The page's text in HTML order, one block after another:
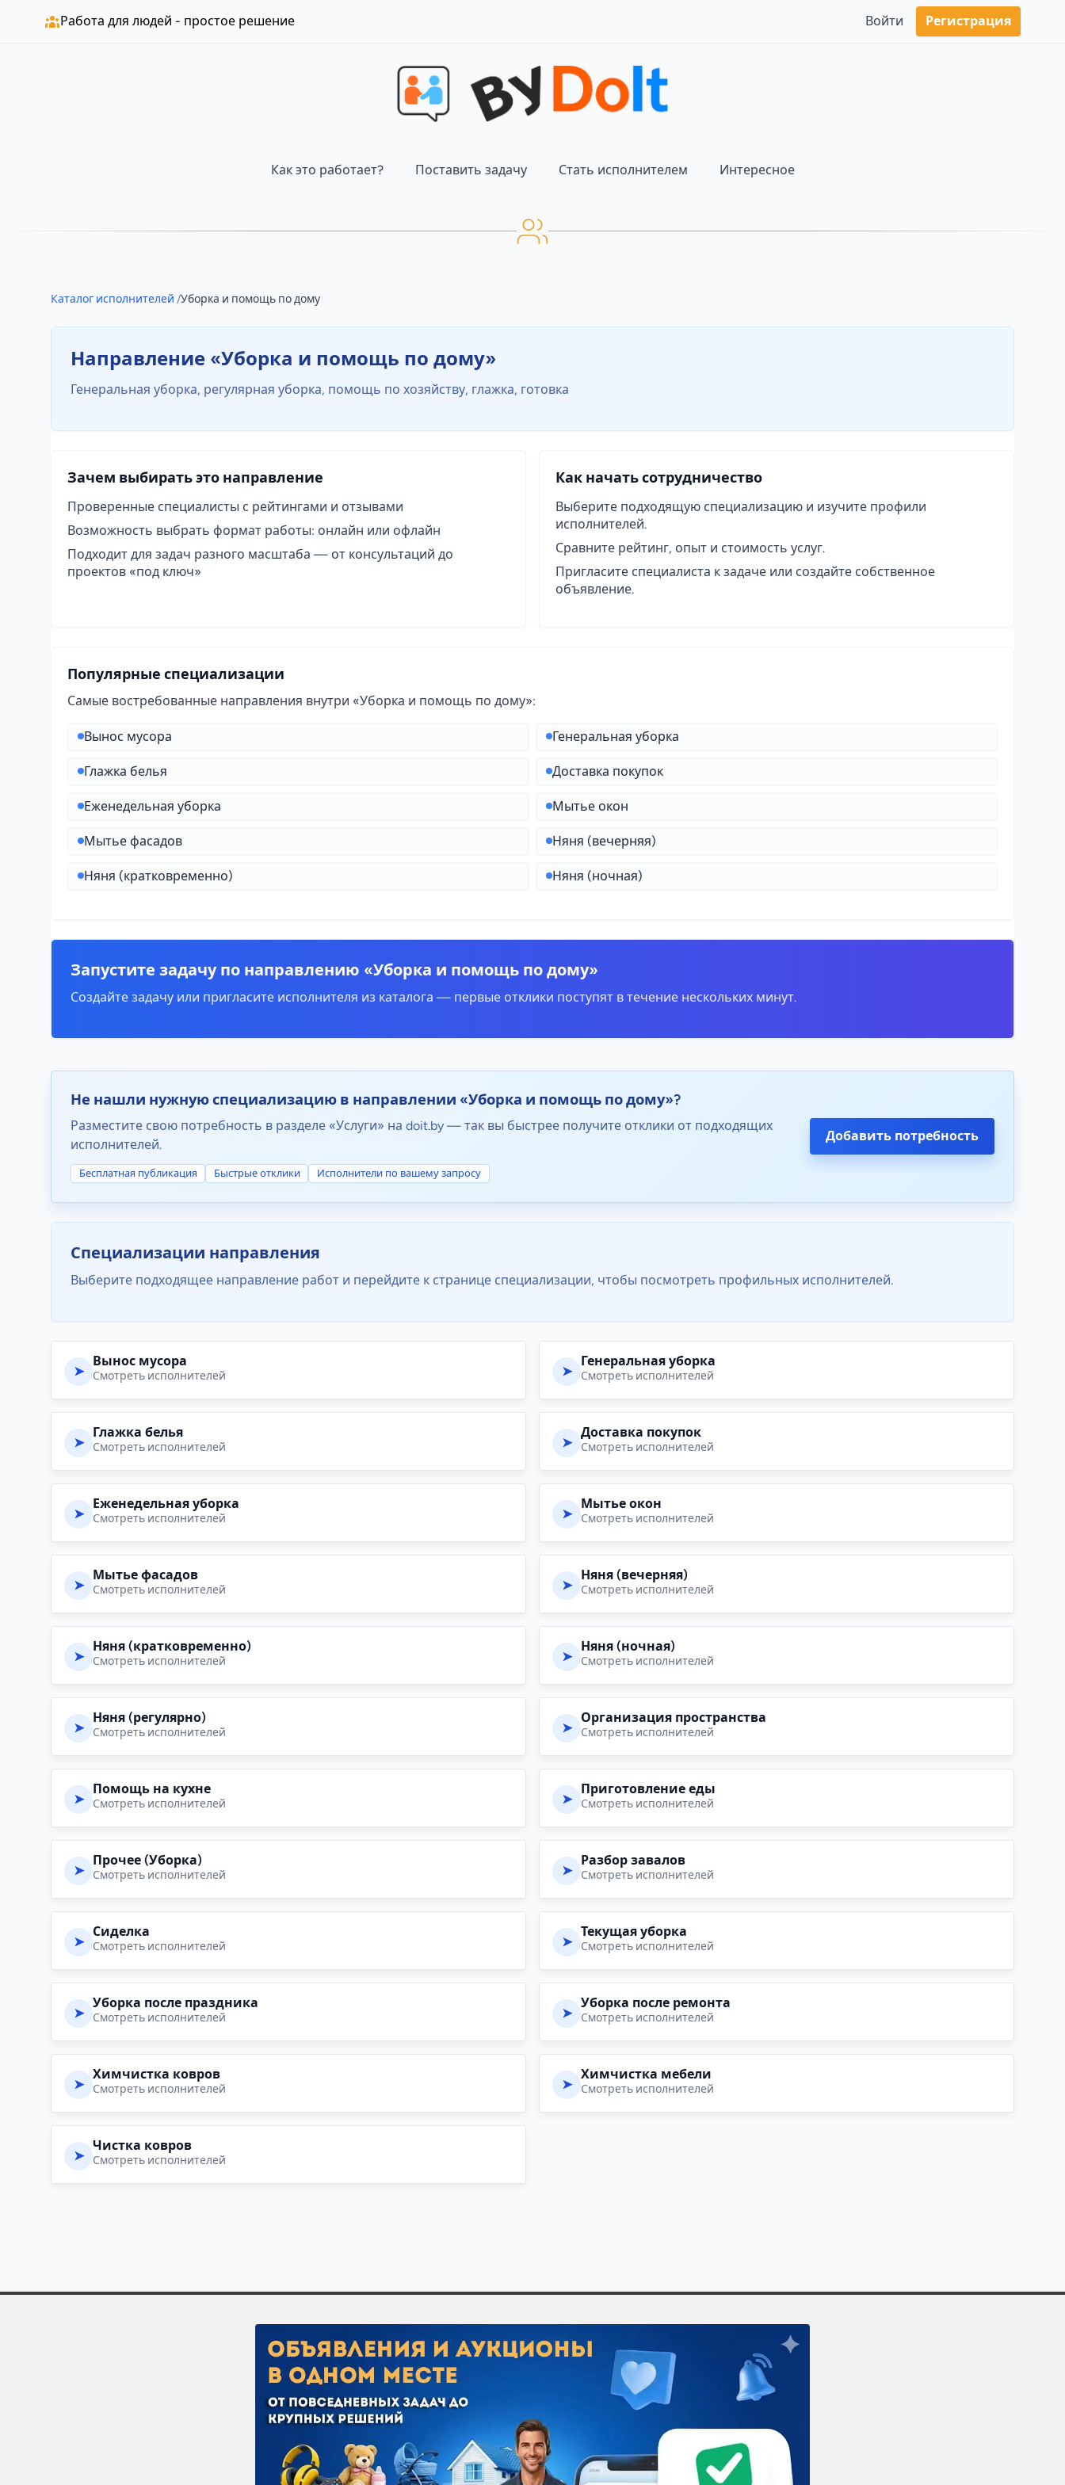
Работа для людей - простое решение Войти Регистрация
Как это работает? Поставить задачу Стать исполнителем Интересное
Каталог исполнителей /Уборка и помощь по дому
Направление «Уборка и помощь по дому»
Генеральная уборка, регулярная уборка, помощь по хозяйству, глажка, готовка
Зачем выбирать это направление
Проверенные специалисты с рейтингами и отзывами
Возможность выбрать формат работы: онлайн или офлайн
Подходит для задач разного масштаба — от консультаций до
проектов «под ключ»
Как начать сотрудничество
Выберите подходящую специализацию и изучите профили
исполнителей.
Сравните рейтинг, опыт и стоимость услуг.
Пригласите специалиста к задаче или создайте собственное
объявление.
Популярные специализации
Самые востребованные направления внутри «Уборка и помощь по дому»:
Вынос мусора Генеральная уборка
Глажка белья Доставка покупок
Еженедельная уборка Мытье окон
Мытье фасадов Няня (вечерняя)
Няня (кратковременно) Няня (ночная)
Запустите задачу по направлению «Уборка и помощь по дому»
Создайте задачу или пригласите исполнителя из каталога — первые отклики поступят в течение нескольких минут.
Не нашли нужную специализацию в направлении «Уборка и помощь по дому»?
Разместите свою потребность в разделе «Услуги» на doit.by — так вы быстрее получите отклики от подходящих
исполнителей.
Бесплатная публикация Быстрые отклики Исполнители по вашему запросу
Добавить потребность
Специализации направления
Выберите подходящее направление работ и перейдите к странице специализации, чтобы посмотреть профильных исполнителей.
➤
Вынос мусора
Смотреть исполнителей ➤
Генеральная уборка
Смотреть исполнителей
➤
Глажка белья
Смотреть исполнителей ➤
Доставка покупок
Смотреть исполнителей
➤
Еженедельная уборка
Смотреть исполнителей ➤
Мытье окон
Смотреть исполнителей
➤
Мытье фасадов
Смотреть исполнителей ➤
Няня (вечерняя)
Смотреть исполнителей
➤
Няня (кратковременно)
Смотреть исполнителей ➤
Няня (ночная)
Смотреть исполнителей
➤
Няня (регулярно)
Смотреть исполнителей ➤
Организация пространства
Смотреть исполнителей
➤
Помощь на кухне
Смотреть исполнителей ➤
Приготовление еды
Смотреть исполнителей
➤
Прочее (Уборка)
Смотреть исполнителей ➤
Разбор завалов
Смотреть исполнителей
➤
Сиделка
Смотреть исполнителей ➤
Текущая уборка
Смотреть исполнителей
➤
Уборка после праздника
Смотреть исполнителей ➤
Уборка после ремонта
Смотреть исполнителей
➤
Химчистка ковров
Смотреть исполнителей ➤
Химчистка мебели
Смотреть исполнителей
➤
Чистка ковров
Смотреть исполнителей